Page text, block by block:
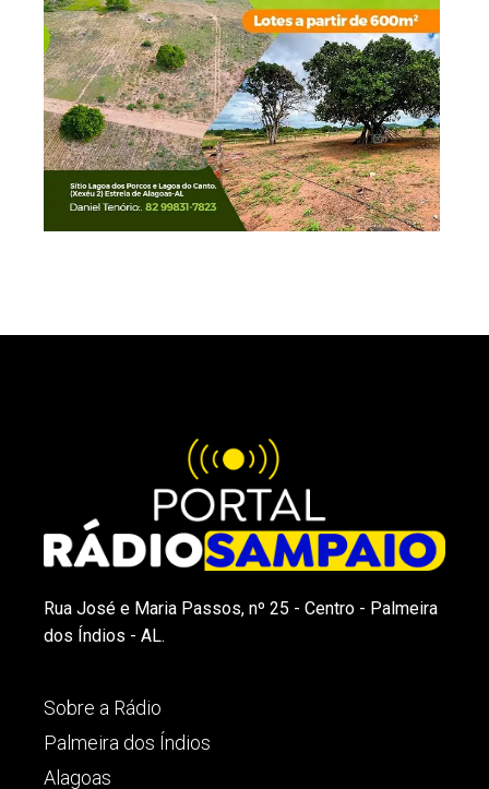
Rua José e Maria Passos, nº 25 - Centro - Palmeira
dos Índios - AL.
Sobre a Rádio
Palmeira dos Índios
Alagoas